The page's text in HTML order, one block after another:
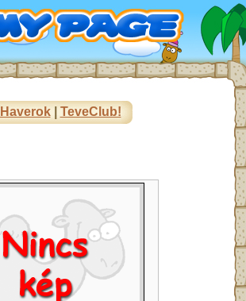
Haverok| TeveClub!